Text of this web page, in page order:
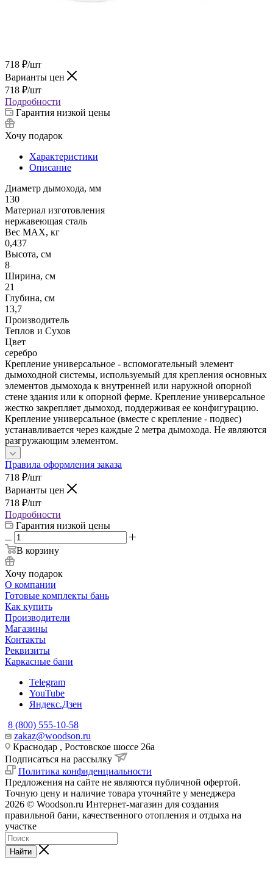
718 ₽/шт
Варианты цен
718 ₽/шт
Подробности
Гарантия низкой цены
Хочу подарок
Характеристики
Описание
Диаметр дымохода, мм
130
Материал изготовления
нержавеющая сталь
Вес МАХ, кг
0,437
Высота, см
8
Ширина, см
21
Глубина, см
13,7
Производитель
Теплов и Сухов
Цвет
серебро
Крепление универсальное - вспомогательный элемент
дымоходной системы, используемый для крепления основных
элементов дымохода к внутренней или наружной опорной
стене здания или к опорной ферме. Крепление универсальное
жестко закрепляет дымоход, поддерживая ее конфигурацию.
Крепление универсальное (вместе с крепление - подвес)
устанавливается через каждые 2 метра дымохода. Не являются
разгружающим элементом.
Правила оформления заказа
718 ₽/шт
Варианты цен
718 ₽/шт
Подробности
Гарантия низкой цены
В корзину
Хочу подарок
О компании
Готовые комплекты бань
Как купить
Производители
Магазины
Контакты
Реквизиты
Каркасные бани
Telegram
YouTube
Яндекс.Дзен
8 (800) 555-10-58
zakaz@woodson.ru
Краснодар , Ростовское шоссе 26а
Подписаться на рассылку
Политика конфиденциальности
Предложения на сайте не являются публичной офертой.
Точную цену и наличие товара уточняйте у менеджера
2026 © Woodson.ru Интернет-магазин для создания
правильной бани, качественного отопления и отдыха на
участке
Найти